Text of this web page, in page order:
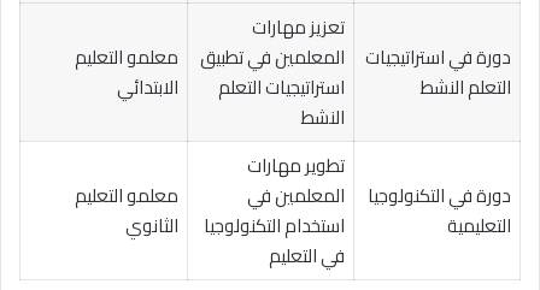
دورة في استراتيجيات
التعلم النشط
تعزيز مهارات
المعلمين في تطبيق
استراتيجيات التعلم
النشط
معلمو التعليم
الابتدائي
دورة في التكنولوجيا
التعليمية
تطوير مهارات
المعلمين في
استخدام التكنولوجيا
في التعليم
معلمو التعليم
الثانوي